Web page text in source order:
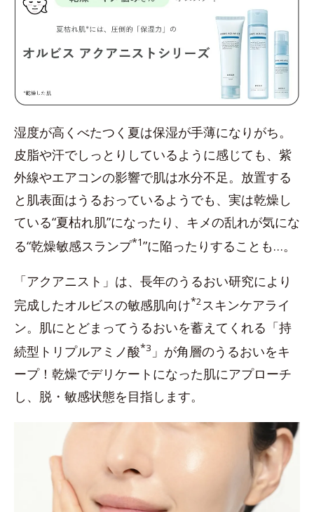
湿度が高くべたつく夏は保湿が手薄になりがち。
皮脂や汗でしっとりしているように感じても、紫
外線やエアコンの影響で肌は水分不足。放置する
と肌表面はうるおっているようでも、実は乾燥し
ている“夏枯れ肌”になったり、キメの乱れが気にな
る“乾燥敏感スランプ*1”に陥ったりすることも…。
「アクアニスト」は、長年のうるおい研究により
完成したオルビスの敏感肌向け*2スキンケアライ
ン。肌にとどまってうるおいを蓄えてくれる「持
続型トリプルアミノ酸*3 」が角層のうるおいをキ
ープ！乾燥でデリケートになった肌にアプローチ
し、脱・敏感状態を目指します。